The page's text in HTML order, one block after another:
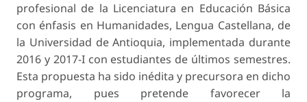
profesional de la Licenciatura en Educación Básica
con énfasis en Humanidades, Lengua Castellana, de
la Universidad de Antioquia, implementada durante
2016 y 2017-I con estudiantes de últimos semestres.
Esta propuesta ha sido inédita y precursora en dicho
programa, pues pretende favorecer la